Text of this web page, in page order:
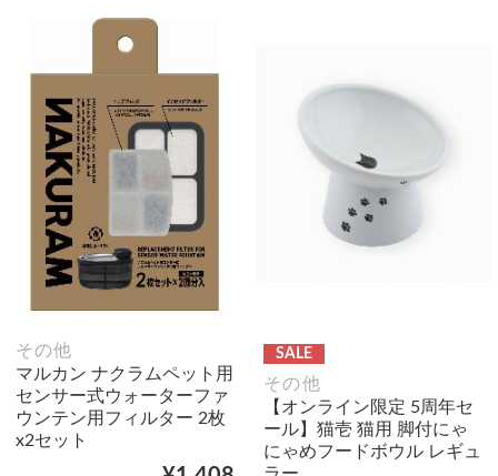
その他
マルカン ナクラムペット用
センサー式ウォーターファ
ウンテン用フィルター 2枚
x2セット
SALE
その他
【オンライン限定 5周年セ
ール】猫壱 猫用 脚付にゃ
にゃめフードボウル レギュ